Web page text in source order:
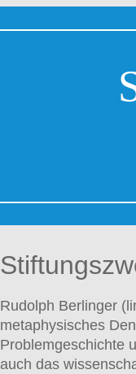
Rudolph Berlinger
metaphysisches
Problemgeschichte
auch das